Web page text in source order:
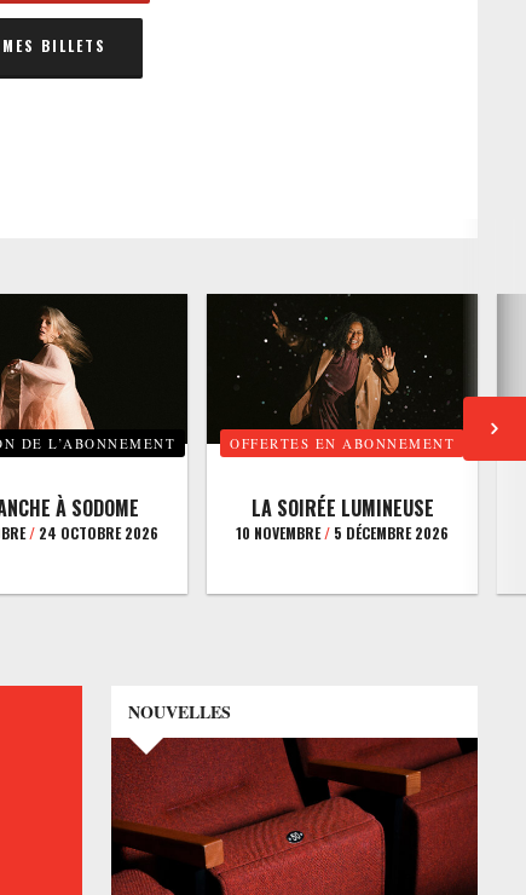
BILLETS
DE L’ABONNEMENT
À SODOME
/24 OCTOBRE 2026
OFFERTES EN ABONNEMENT
LA SOIRÉE LUMINEUSE
10 NOVEMBRE/ 5 DÉCEMBRE 2026
NOUVELLES